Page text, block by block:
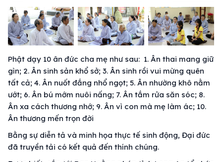
Phật dạy 10 ân đức cha mẹ như sau: 1. Ân thai mang giữ
gìn; 2. Ân sinh sản khổ sở; 3. Ân sinh rồi vui mừng quên
tất cả; 4. Ân nuốt đắng nhổ ngọt; 5. Ân nhường khô nằm
ướt; 6. Ân bú mớm nuôi nấng; 7. Ân tắm rửa săn sóc; 8.
Ân xa cách thương nhớ; 9. Ân vì con mà mẹ làm ác; 10.
Ân thương mến trọn đời
Bằng sự diễn tả và minh họa thực tế sinh động, Đại đức
đã truyền tải có kết quả đến thính chúng.